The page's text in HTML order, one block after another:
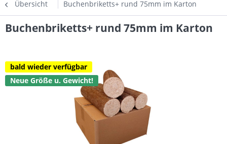
Übersicht Buchenbriketts+ rund 75mm im Karton
Buchenbriketts+ rund 75mm im Karton
bald wieder verfügbar
Neue Größe u. Gewicht!